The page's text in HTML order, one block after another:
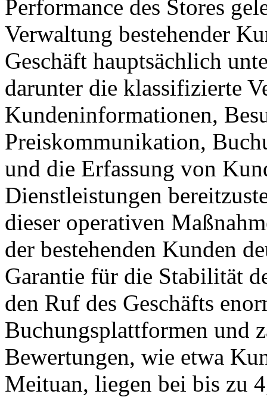
Performance des Stores
Verwaltung bestehender
Geschäft hauptsächlich
darunter die klassifizierte
Kundeninformationen,
Preiskommunikation,
und die Erfassung von
Dienstleistungen
dieser operativen
der bestehenden Kunden
Garantie für die Stabilität
den Ruf des Geschäfts
Buchungsplattformen und
Bewertungen, wie etwa
Meituan, liegen bei bis zu